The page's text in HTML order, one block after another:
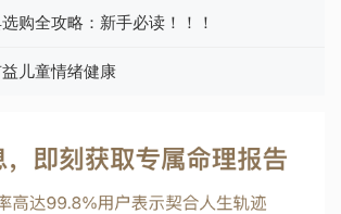
购全攻略：新手必读！！！
儿童情绪健康